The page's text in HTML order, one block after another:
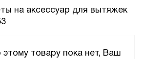
на аксессуар для вытяжек
товару пока нет, Ваш